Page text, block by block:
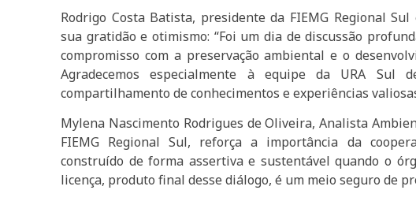
Rodrigo Costa Batista, presidente da FIEMG Regional Sul
sua gratidão e otimismo: “Foi um dia de discussão
compromisso com a preservação ambiental e o
Agradecemos especialmente à equipe da URA Sul
compartilhamento de conhecimentos e experiências
Mylena Nascimento Rodrigues de Oliveira, Analista
FIEMG Regional Sul, reforça a importância da
construído de forma assertiva e sustentável quando o
licença, produto final desse diálogo, é um meio seguro de